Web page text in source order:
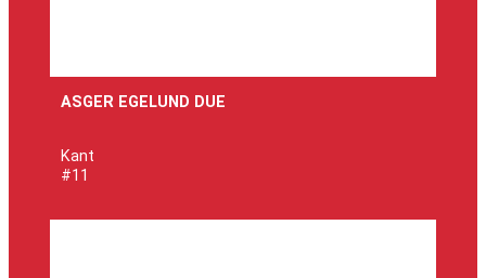
ASGER EGELUND DUE
Kant
#11